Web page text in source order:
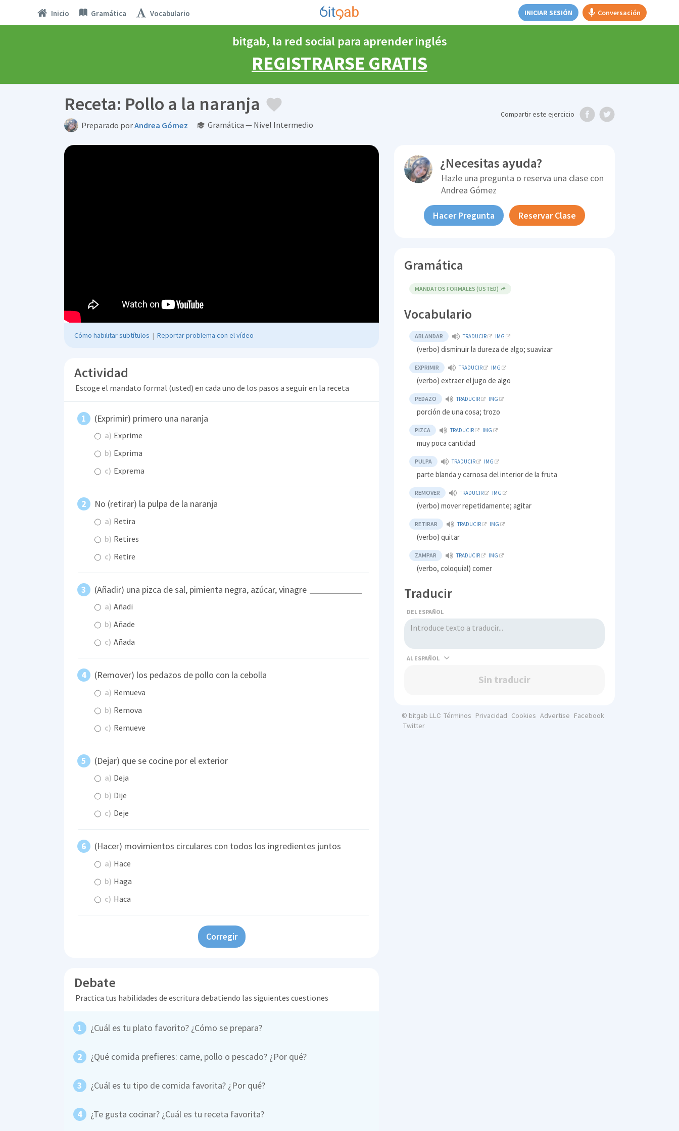
Inicio Gramática Vocabulario INICIAR SESIÓN Conversación
bitgab, la red social para aprender inglés
REGISTRARSE GRATIS
Receta: Pollo a la naranja
Preparado porAndrea Gómez Gramática — Nivel Intermedio
Compartireste ejercicio
Cómo habilitar subtítulos | Reportar problema con el vídeo
Actividad
Escoge el mandato formal (usted) en cada uno de los pasos a seguir en la receta
(Exprimir) primero una naranja
a) Exprime
b) Exprima
c) Exprema
No (retirar) la pulpa de la naranja
a) Retira
b) Retires
c) Retire
(Añadir) una pizca de sal, pimienta negra, azúcar, vinagre
a) Añadi
b) Añade
c) Añada
(Remover) los pedazos de pollo con la cebolla
a) Remueva
b) Remova
c) Remueve
(Dejar) que se cocine por el exterior
a) Deja
b) Dije
c) Deje
(Hacer) movimientos circulares con todos los ingredientes juntos
a) Hace
b) Haga
c) Haca
Corregir
Debate
Practica tus habilidades de escritura debatiendo las siguientes cuestiones
¿Cuál es tu plato favorito? ¿Cómo se prepara?
¿Qué comida prefieres: carne, pollo o pescado? ¿Por qué?
¿Cuál es tu tipo de comida favorita? ¿Por qué?
¿Te gusta cocinar? ¿Cuál es tu receta favorita?
¿Necesitas ayuda?
Hazle una pregunta o reserva una clase con
Andrea Gómez
Hacer Pregunta Reservar Clase
Gramática
MANDATOS FORMALES (USTED)
Vocabulario
ABLANDAR TRADUCIR IMG
(verbo) disminuir la dureza de algo; suavizar
EXPRIMIR TRADUCIR IMG
(verbo) extraer el jugo de algo
PEDAZO TRADUCIR IMG
porción de una cosa; trozo
PIZCA TRADUCIR IMG
muy poca cantidad
PULPA TRADUCIR IMG
parte blanda y carnosa del interior de la fruta
REMOVER TRADUCIR IMG
(verbo) mover repetidamente; agitar
RETIRAR TRADUCIR IMG
(verbo) quitar
ZAMPAR TRADUCIR IMG
(verbo, coloquial) comer
Traducir
DEL ESPAÑOL
AL
Sin traducir
© bitgab LLC Términos Privacidad Cookies Advertise Facebook
Twitter